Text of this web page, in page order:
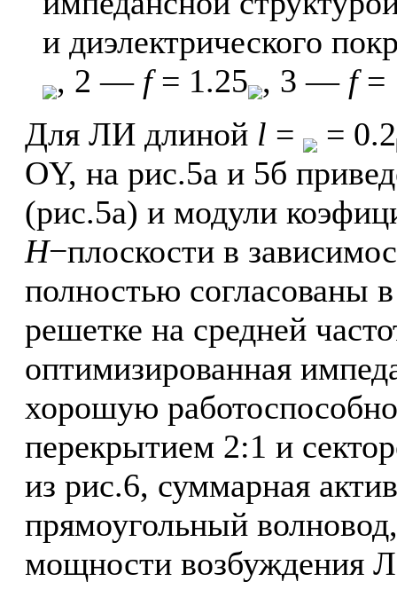
и диэлектрического
, 2 — f= 1.25 , 3 — f=
Для ЛИ длиной l =
= 0.2
OY, на рис.5а и 5б
(рис.5а) и модули
H−плоскости в
полностью согласованы
решетке на средней
оптимизированная
хорошую
перекрытием 2:1 и
из рис.6, суммарная
прямоугольный
мощности возбуждения